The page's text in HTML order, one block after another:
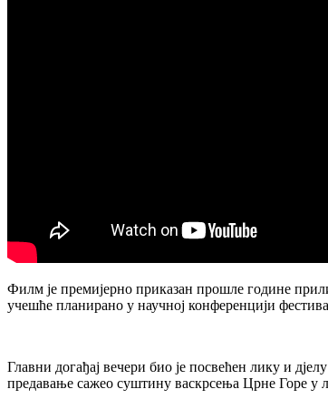
Филм је премијерно приказан прошле године
учешће планирано у научној конференцији
Главни догађај вечери био је посвећен лику и
предавање сажео суштину васкрсења Црне Горе